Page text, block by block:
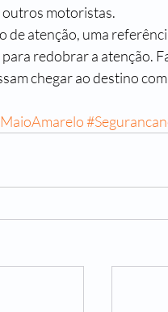
outros motoristas.
redobrar a atenção.
chegar ao destino